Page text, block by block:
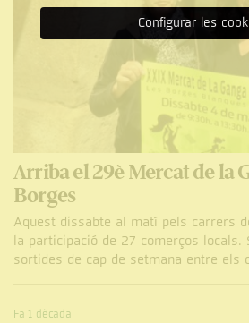
Arriba el 29è Mercat de la
Borges
Aquest dissabte al matí pels carrers
la participació de 27 comerços locals.
sortides de cap de setmana entre els
Fa 1 dècada
Configurar les